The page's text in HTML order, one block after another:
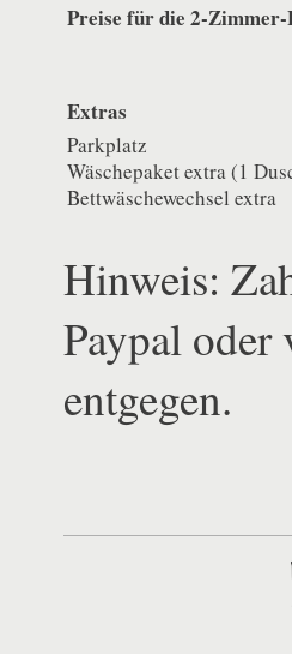
Preise für die 2-
Extras
Parkplatz
Wäschepaket extra (1
Bettwäschewechsel extra
Hinweis:
Paypal
entgegen.